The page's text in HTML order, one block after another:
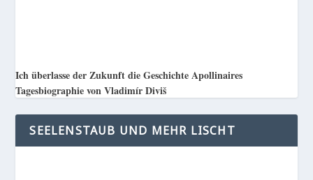
Ich überlasse der Zukunft die Geschichte Apollinaires
Tagesbiographie von Vladimír Diviš
SEELENSTAUB UND MEHR LISCHT